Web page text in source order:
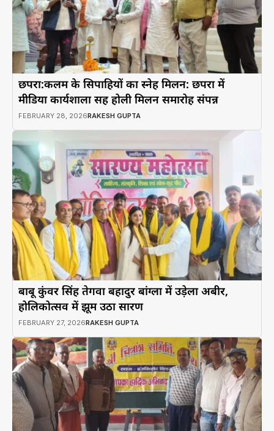
छपरा:कलम के सिपाहियों का स्नेह मिलन: छपरा में
मीडिया कार्यशाला सह होली मिलन समारोह संपन्न
FEBRUARY 28, 2026RAKESH GUPTA
बाबू कुंवर सिंह तेगवा बहादुर बांग्ला में उड़ेला अबीर,
होलिकोत्सव में झूम उठा सारण
FEBRUARY 27, 2026RAKESH GUPTA